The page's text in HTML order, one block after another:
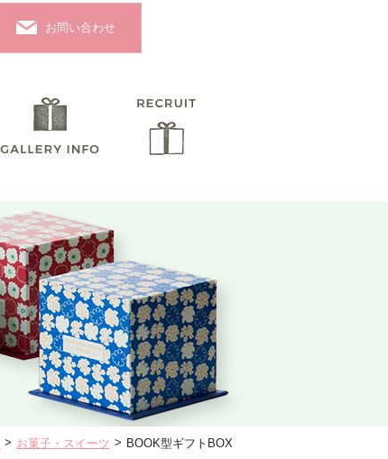
お問い合わせ
> お菓子・スイーツ > BOOK型ギフトBOX